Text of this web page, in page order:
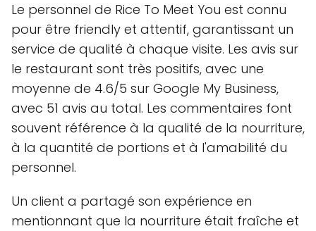
Le personnel de Rice To Meet You est connu
pour être friendly et attentif, garantissant un
service de qualité à chaque visite. Les avis sur
le restaurant sont très positifs, avec une
moyenne de 4.6/5 sur Google My Business,
avec 51 avis au total. Les commentaires font
souvent référence à la qualité de la nourriture,
à la quantité de portions et à l'amabilité du
personnel.
Un client a partagé son expérience en
mentionnant que la nourriture était fraîche et